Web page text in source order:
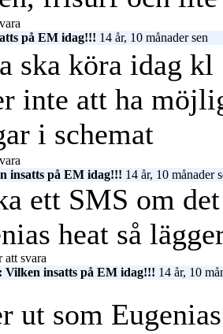
på EM idag!!! 14 år, 10 månader sen
ska köra idag
inte att ha
i schemat
insatts på EM idag!!! 14 år, 10 månader
ett SMS om
heat så
att svara
Vilken insatts på EM idag!!! 14 år, 10
ut som